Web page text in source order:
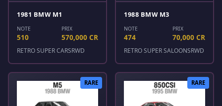
1981 BMW M1
NOTE
510
PRIX
570,000 CR
RETRO SUPER CARSRWD
1988 BMW M3
NOTE
474
PRIX
70,000 CR
RETRO SUPER SALOONSRWD
RARE RARE